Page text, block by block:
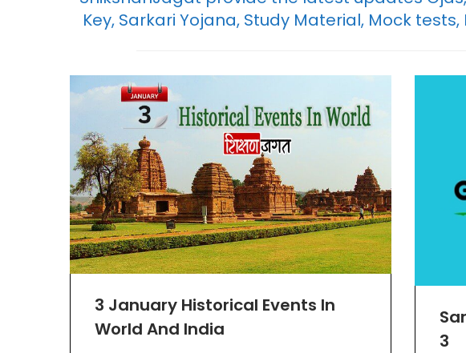
Key, Sarkari Yojana, Study Material, Mock
3 January Historical Events In
World And India
3